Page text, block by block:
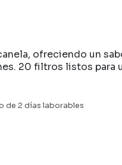
ofreciendo un
20 filtros listos para
de 2 días laborables